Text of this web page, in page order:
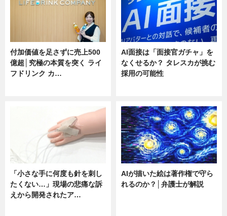
付加価値を足さずに売上500
億超│究極の本質を突く ライ
フドリンク カ…
AI面接は「面接官ガチャ」を
なくせるか？ タレスカが挑む
採用の可能性
「小さな手に何度も針を刺し
たくない…」現場の悲痛な訴
えから開発されたア…
AIが描いた絵は著作権で守ら
れるのか？│弁護士が解説